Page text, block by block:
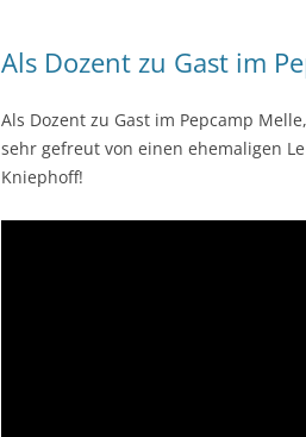
Als Dozent zu Gast im
Als Dozent zu Gast im Pepcamp
sehr gefreut von einen ehemaligen
Kniephoff!